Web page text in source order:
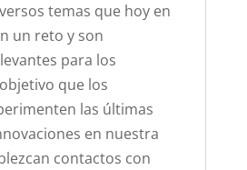
temas que hoy en
un reto y son
para los
que los
las últimas
en nuestra
contactos con